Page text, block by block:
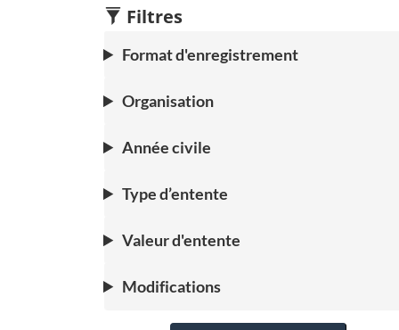
Filtres
Format d'enregistrement
Organisation
Année civile
Type d’entente
Valeur d'entente
Modifications